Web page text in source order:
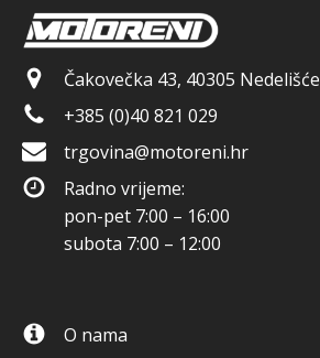
Čakovečka 43, 40305 Nedelišće
+385 (0)40 821 029
trgovina@motoreni.hr
Radno vrijeme:
pon-pet 7:00 – 16:00
subota 7:00 – 12:00
O nama